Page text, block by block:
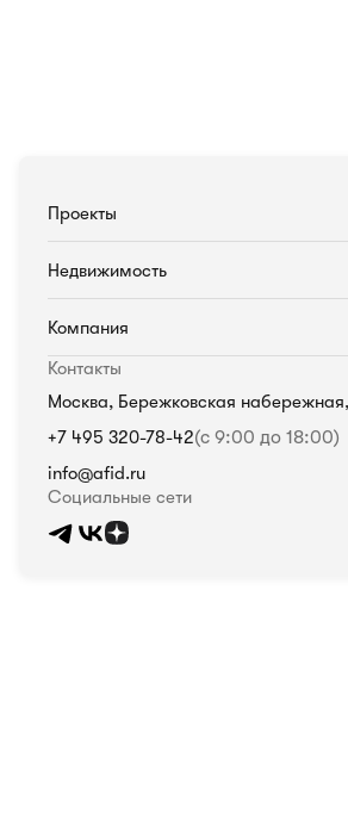
Проекты
Недвижимость
Компания
Контакты
Москва, Бережковская
+7 495 320-78-42(с 9:00 до 18:00)
info@afid.ru
Социальные сети